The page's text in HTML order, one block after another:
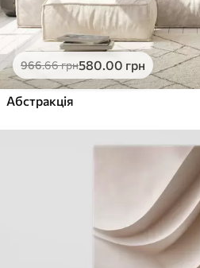
966.66грн580 .00 грн
Абстракція